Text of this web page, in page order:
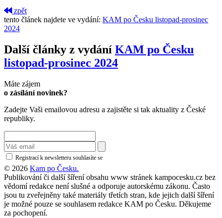
zpět
tento článek najdete ve vydání: KAM po Česku listopad-prosinec
2024
Další články z vydání KAM po Česku
listopad-prosinec 2024
Máte zájem
o zásílání novinek?
Zadejte Vaši emailovou adresu a zajistěte si tak aktuality z České
republiky.
Registrací k newsletteru souhlasíte se
© 2026 Kam po Česku.
Publikování či další šíření obsahu www stránek kampocesku.cz bez
vědomí redakce není slušné a odporuje autorskému zákonu. Často
jsou tu zveřejněny také materiály třetích stran, kde jejich další šíření
je možné pouze se souhlasem redakce KAM po Česku. Děkujeme
za pochopení.